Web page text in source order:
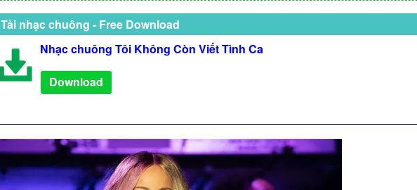
Tải nhạc chuông - Free Download
Nhạc chuông Tôi Không Còn Viết Tình Ca
Download